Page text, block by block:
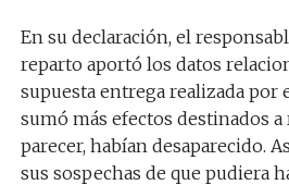
En su declaración, el
reparto aportó los datos
supuesta entrega realizada por
sumó más efectos destinados a
parecer, habían desaparecido.
sus sospechas de que pudiera